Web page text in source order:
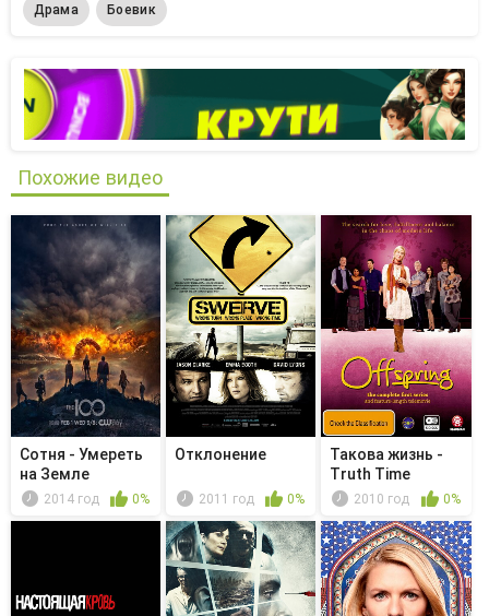
Драма Боевик
Похожие видео
Сотня - Умереть
на Земле
2014 год 0%
Отклонение
2011 год 0%
Такова жизнь -
Truth Time
2010 год 0%